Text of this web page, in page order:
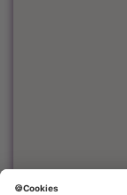
Le docteur